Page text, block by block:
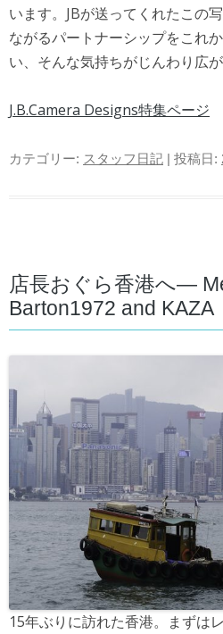
います。JBが送ってくれたこの
ながるパートナーシップをこれ
い、そんな気持ちがじんわり広が
J.B.Camera Designs特集ページ
カテゴリー: スタッフ日記 | 投稿日:
店長おぐら香港へ—
Barton1972 and KAZA
15年ぶりに訪れた香港。まずは